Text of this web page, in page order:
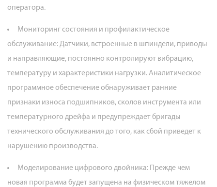
оператора.
Мониторинг состояния и профилактическое
обслуживание:Датчики, встроенные в шпиндели, приводы
и направляющие, постоянно контролируют вибрацию,
температуру и характеристики нагрузки. Аналитическое
программное обеспечение обнаруживает ранние
признаки износа подшипников, сколов инструмента или
температурного дрейфа и предупреждает бригады
технического обслуживания до того, как сбой приведет к
нарушению производства.
Моделирование цифрового двойника: Прежде чем
новая программа будет запущена на физическом тяжелом